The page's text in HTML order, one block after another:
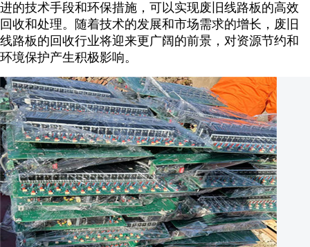
进的技术手段和环保措施，可以实现废旧线路板的高效
回收和处理。随着技术的发展和市场需求的增长，废旧
线路板的回收行业将迎来更广阔的前景，对资源节约和
环境保护产生积极影响。